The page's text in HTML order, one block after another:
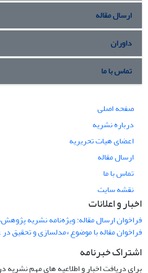
ارسال مقاله
داوران
تماس با ما
صفحه اصلی
درباره نشریه
اعضای هیات تحریریه
ارسال مقاله
تماس با ما
نقشه سایت
اخبار و اعلانات
فراخوان ارسال مقاله: ویژه‌نامه نشریه
فراخوان مقاله با موضوع «مدلسازی و تحقیق
اشتراک خبرنامه
برای دریافت اخبار و اطلاعیه های مهم نشریه